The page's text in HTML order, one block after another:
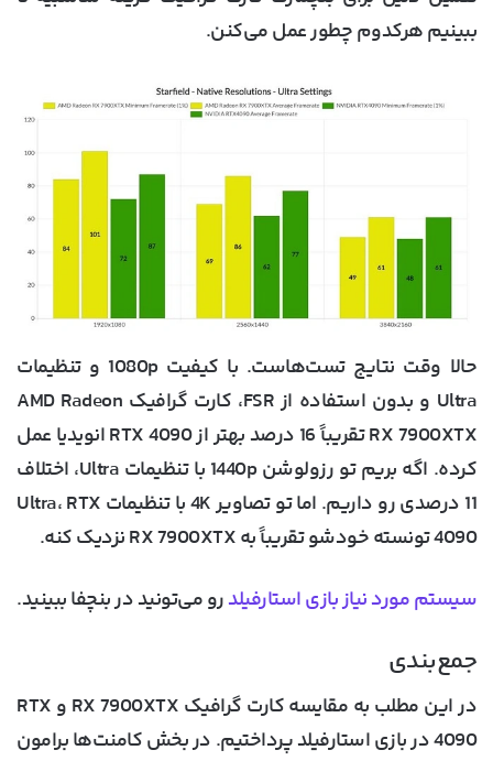
ببینیم هرکدوم چطور عمل می‌کنن.
حالا وقت نتایج تست‌هاست. با کیفیت 1080p و تنظیمات
Ultra و بدون استفاده از FSR، کارت گرافیک AMD Radeon
RX 7900XTX تقریباً 16 درصد بهتر از RTX 4090 انویدیا عمل
کرده. اگه بریم تو رزولوشن 1440p با تنظیمات Ultra، اختلاف
11 درصدی رو داریم. اما تو تصاویر 4K با تنظیمات Ultra، RTX
4090 تونسته خودشو تقریباً به RX 7900XTX نزدیک کنه.
سیستم مورد نیاز بازی استارفیلدرو می‌تونید در بنچفا ببینید.
جمع‌بندی
در این مطلب به
مقایسه کارت گرافیک RX 7900XTX و RTX
4090 در بازی استارفیلد
پرداختیم. در بخش کامنت‌ها برامون